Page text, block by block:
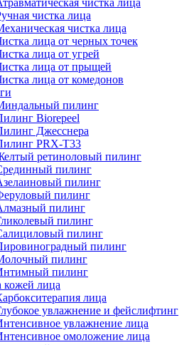
чистка лица
чистка лица
чистка лица
лица от черных точек
лица от угрей
лица от прыщей
лица от комедонов
пилинг
Biorepeel
Джесснера
PRX-T33
ретиноловый пилинг
пилинг
пилинг
пилинг
пилинг
пилинг
пилинг
пилинг
пилинг
пилинг
кожей лица
лица
увлажнение и фейслифтинг
увлажнение лица
омоложение лица